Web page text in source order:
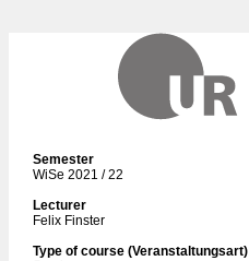
Semester
WiSe 2021 / 22
Lecturer
Felix Finster
Type of course (Veranstaltungsart)